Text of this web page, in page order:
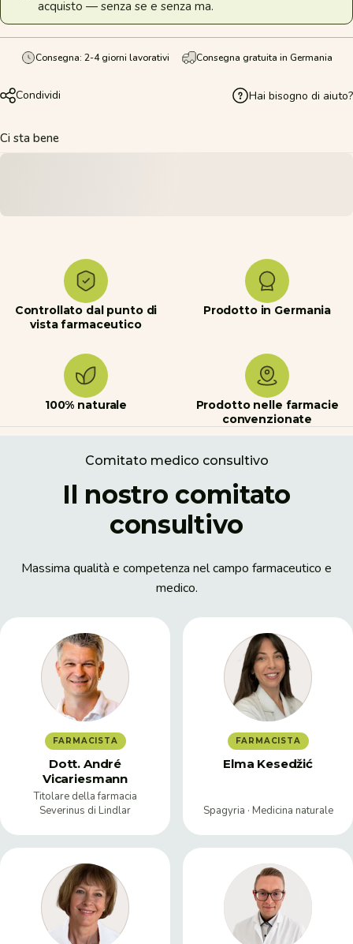
acquisto — senza se e senza ma.
Consegna: 2-4 giorni lavorativi Consegna gratuita in Germania
Condividi Hai bisogno di aiuto?
Ci sta bene
Controllato dal punto di
vista farmaceutico
Prodotto in Germania
100% naturale
Prodotto nelle farmacie
convenzionate
Comitato medico consultivo
Il nostro comitato
consultivo
Massima qualità e competenza nel campo farmaceutico e
medico.
FARMACISTA
Dott. André
Vicariesmann
Titolare della farmacia
Severinus di Lindlar
FARMACISTA
Elma Kesedžić
Spagyria · Medicina naturale